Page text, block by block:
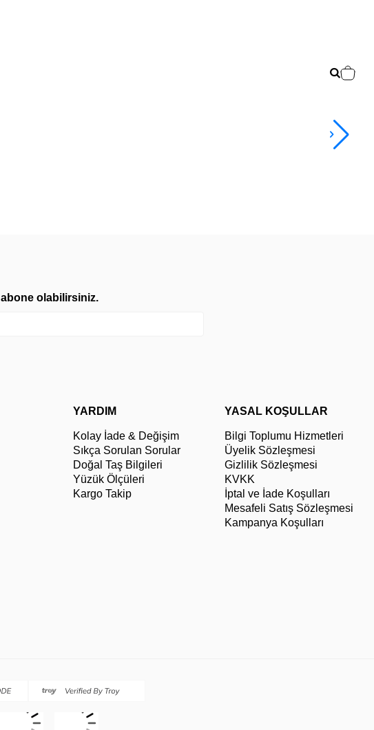
abone olabilirsiniz.
YARDIM
Kolay İade & Değişim
Sıkça Sorulan Sorular
Doğal Taş Bilgileri
Yüzük Ölçüleri
Kargo Takip
YASAL KOŞULLAR
Bilgi Toplumu Hizmetleri
Üyelik Sözleşmesi
Gizlilik Sözleşmesi
KVKK
İptal ve İade Koşulları
Mesafeli Satış Sözleşmesi
Kampanya Koşulları